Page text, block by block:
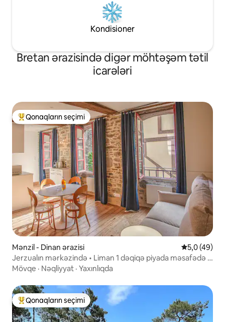
Kondisioner
Bretan ərazisində digər möhtəşəm tətil
icarələri
Populyar "Qonaqların seçimi"
Qonaqların seçimi
Mənzil - Dinan ərazisi Ortalama
5,0 (49)
Jerzualın mərkəzində • Liman 1 dəqiqə piyada məsafədə •
Dinan
Mövqe · Nəqliyyat · Yaxınlıqda
Populyar "Qonaqların seçimi"
Qonaqların seçimi